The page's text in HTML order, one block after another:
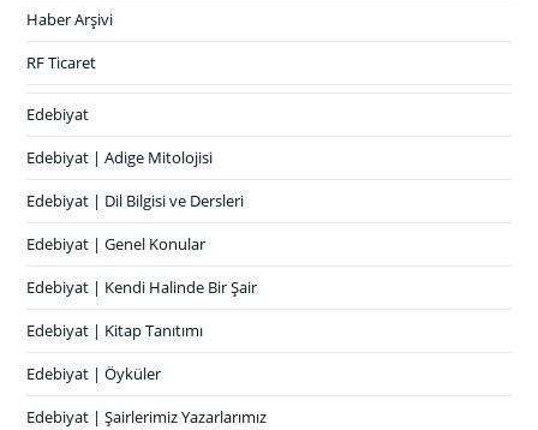
Haber Arşivi
RF Ticaret
Edebiyat
Edebiyat | Adige Mitolojisi
Edebiyat | Dil Bilgisi ve Dersleri
Edebiyat | Genel Konular
Edebiyat | Kendi Halinde Bir Şair
Edebiyat | Kitap Tanıtımı
Edebiyat | Öyküler
Edebiyat | Şairlerimiz Yazarlarımız